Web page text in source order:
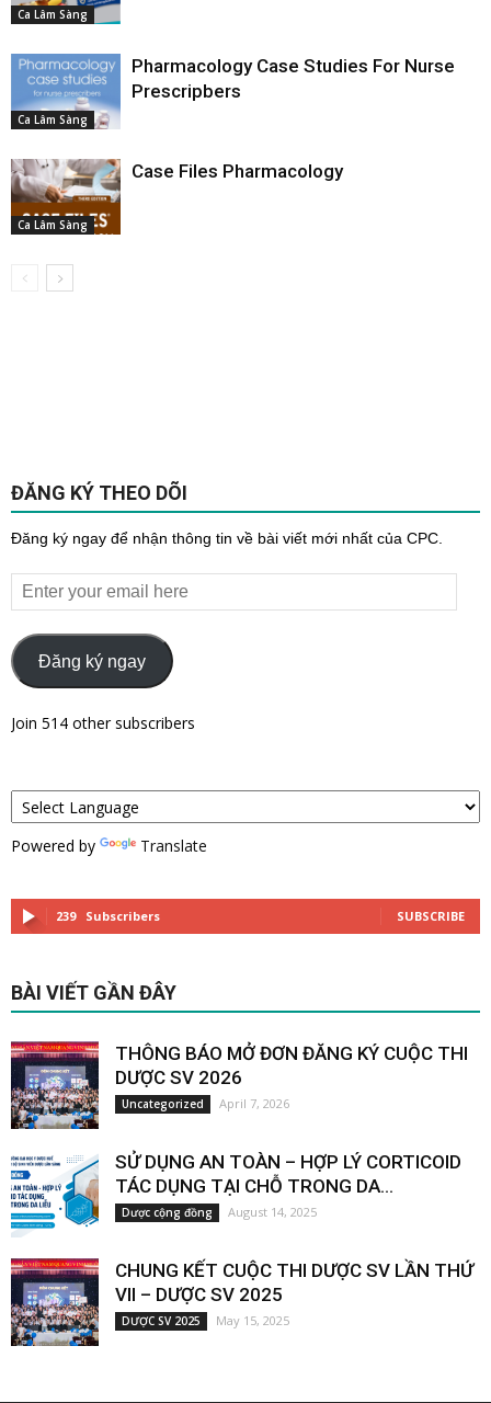
Ca Lâm Sàng
Ca Lâm Sàng
Pharmacology Case Studies For Nurse
Prescripbers
Ca Lâm Sàng
Case Files Pharmacology
ĐĂNG KÝ THEO DÕI
Đăng ký ngay để nhận thông tin về bài viết mới nhất của CPC.
Enter
your
hereĐăng ký ngay
Join 514 other subscribers
Powered by Translate
239 Subscribers SUBSCRIBE
BÀI VIẾT GẦN ĐÂY
THÔNG BÁO MỞ ĐƠN ĐĂNG KÝ CUỘC THI
DƯỢC SV 2026
Uncategorized April 7, 2026
SỬ DỤNG AN TOÀN – HỢP LÝ CORTICOID
TÁC DỤNG TẠI CHỖ TRONG DA...
Dược cộng đồng August 14, 2025
CHUNG KẾT CUỘC THI DƯỢC SV LẦN THỨ
VII – DƯỢC SV 2025
DƯỢC SV 2025 May 15, 2025